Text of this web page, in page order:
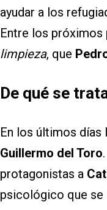
ayudar a los
Entre los
limpieza, que
De qué se
En los últimos días
Guillermo del Toro
protagonistas a
psicológico que se